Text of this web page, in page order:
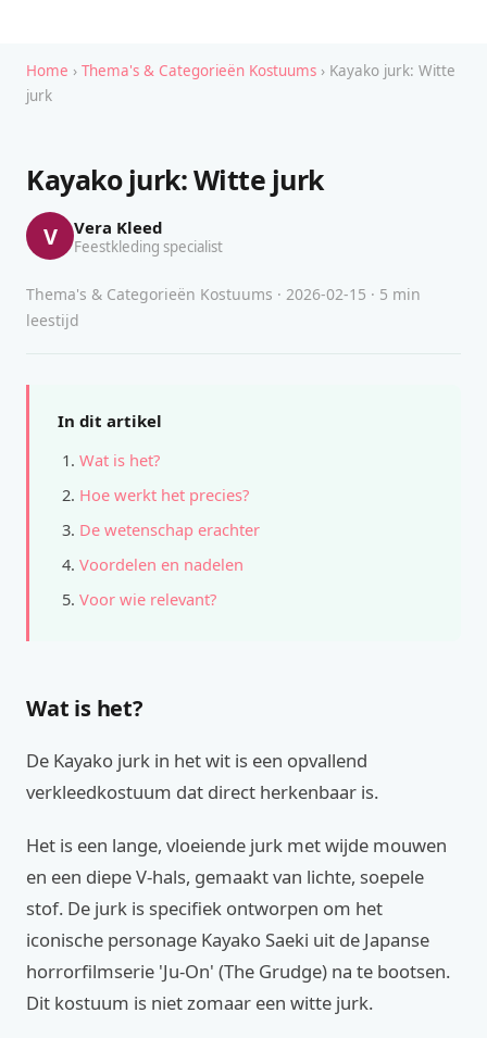
Home › Thema's & Categorieën Kostuums › Kayako jurk: Witte
jurk
Kayako jurk: Witte jurk
V Vera Kleed
Feestkleding specialist
Thema's & Categorieën Kostuums · 2026-02-15 · 5 min
leestijd
In dit artikel
Wat is het?
Hoe werkt het precies?
De wetenschap erachter
Voordelen en nadelen
Voor wie relevant?
Wat is het?
De Kayako jurk in het wit is een opvallend
verkleedkostuum dat direct herkenbaar is.
Het is een lange, vloeiende jurk met wijde mouwen
en een diepe V-hals, gemaakt van lichte, soepele
stof. De jurk is specifiek ontworpen om het
iconische personage Kayako Saeki uit de Japanse
horrorfilmserie 'Ju-On' (The Grudge) na te bootsen.
Dit kostuum is niet zomaar een witte jurk.